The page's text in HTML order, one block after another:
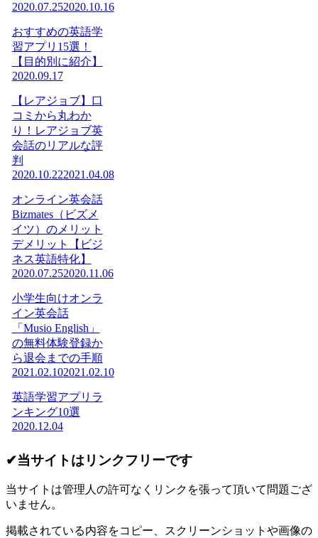
2020.07.252020.10.16
おすすめの英語学
習アプリ15選！
【目的別に紹介】
2020.09.17
【レアジョブ】口
コミから丸わか
り！レアジョブ英
会話のリアルな評
判
2020.10.222021.04.08
オンライン英会話
Bizmates（ビズメ
イツ）のメリット
デメリット【ビジ
ネス英語特化】
2020.07.252020.11.06
小学生向けオンラ
イン英会話
「Musio English」
の無料体験登録か
ら退会までの手順
2021.02.102021.02.10
英語学習アプリラ
ンキング10選
2020.12.04
✔当サイトはリンクフリーです
当サイトは管理人の許可なくリンクを張って頂いて問題ござ
いません。
掲載されている内容をコピー、スクリーンショットや画像の